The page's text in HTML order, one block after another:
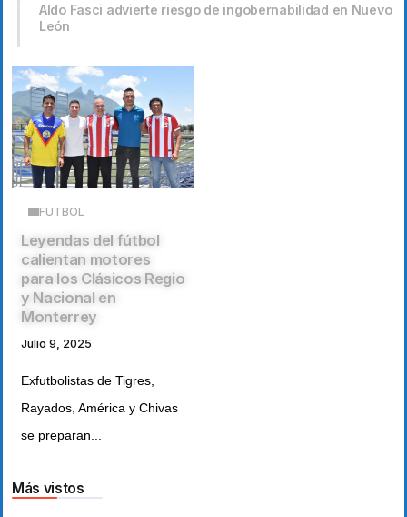
Aldo Fasci advierte riesgo de ingobernabilidad en Nuevo
León
FUTBOL
Leyendas del fútbol
calientan motores
para los Clásicos Regio
y Nacional en
Monterrey
Julio 9, 2025
Exfutbolistas de Tigres,
Rayados, América y Chivas
se preparan...
Más vistos